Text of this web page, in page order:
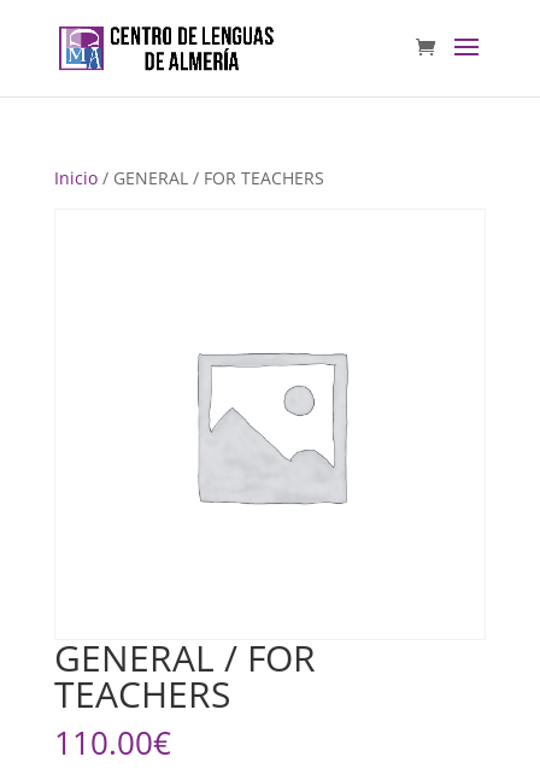
Inicio/ GENERAL / FOR TEACHERS
GENERAL / FOR
TEACHERS
110.00€